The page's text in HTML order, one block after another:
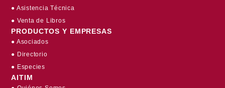
● Asistencia Técnica
● Venta de Libros
PRODUCTOS Y EMPRESAS
● Asociados
● Directorio
● Especies
AITIM